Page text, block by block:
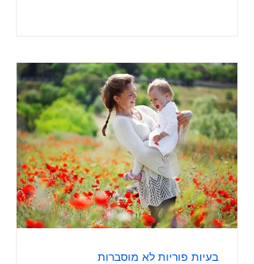
בעיות פוריות לא מוסברות